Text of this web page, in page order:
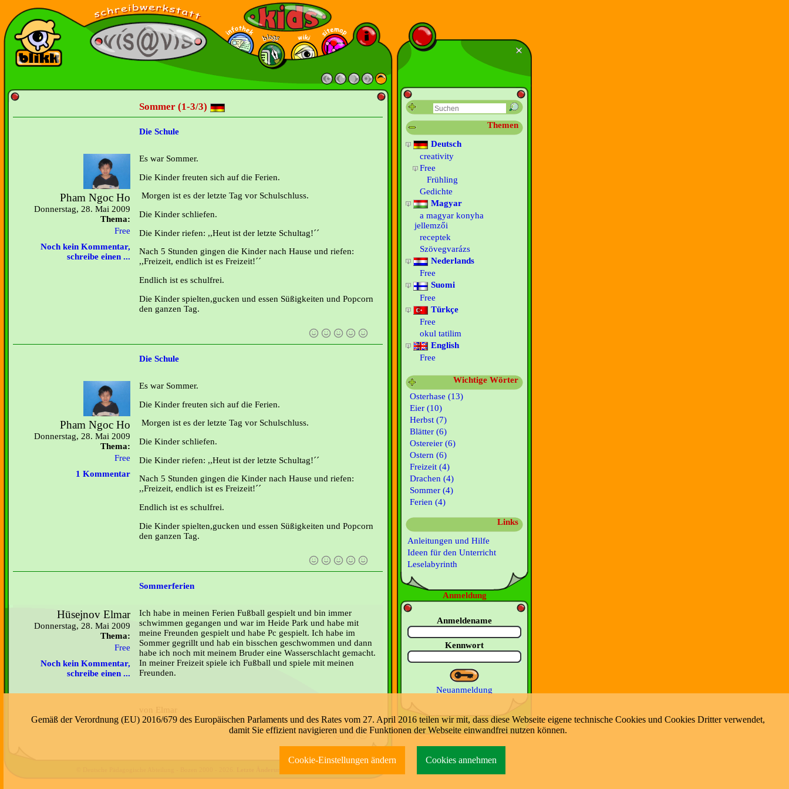
Sommer (1-3/3)
Die Schule
Pham Ngoc Ho
Donnerstag, 28. Mai 2009
Thema:
Free
Noch kein Kommentar,
schreibe einen ...
Es war Sommer.
Die Kinder freuten sich auf die Ferien.
Morgen ist es der letzte Tag vor Schulschluss.
Die Kinder schliefen.
Die Kinder riefen: ,,Heut ist der letzte Schultag!´´
Nach 5 Stunden gingen die Kinder nach Hause und riefen:
,,Freizeit, endlich ist es Freizeit!´´
Endlich ist es schulfrei.
Die Kinder spielten,gucken und essen Süßigkeiten und Popcorn
den ganzen Tag.
Die Schule
Pham Ngoc Ho
Donnerstag, 28. Mai 2009
Thema:
Free
1 Kommentar
Es war Sommer.
Die Kinder freuten sich auf die Ferien.
Morgen ist es der letzte Tag vor Schulschluss.
Die Kinder schliefen.
Die Kinder riefen: ,,Heut ist der letzte Schultag!´´
Nach 5 Stunden gingen die Kinder nach Hause und riefen:
,,Freizeit, endlich ist es Freizeit!´´
Endlich ist es schulfrei.
Die Kinder spielten,gucken und essen Süßigkeiten und Popcorn
den ganzen Tag.
Sommerferien
Hüsejnov Elmar
Donnerstag, 28. Mai 2009
Thema:
Free
Noch kein Kommentar,
schreibe einen ...
Ich habe in meinen Ferien Fußball gespielt und bin immer
schwimmen gegangen und war im Heide Park und habe mit
meine Freunden gespielt und habe Pc gespielt. Ich habe im
Sommer gegrillt und hab ein bisschen geschwommen und dann
habe ich noch mit meinem Bruder eine Wasserschlacht gemacht.
In meiner Freizeit spiele ich Fußball und spiele mit meinen
Freunden.
Themen
Deutsch
creativity
Free
Frühling
Gedichte
Magyar
a magyar konyha
jellemzői
receptek
Szövegvarázs
Nederlands
Free
Suomi
Free
Türkçe
Free
okul tatilim
English
Free
Wichtige Wörter
Osterhase (13)
Eier (10)
Herbst (7)
Blätter (6)
Ostereier (6)
Ostern (6)
Freizeit (4)
Drachen (4)
Sommer (4)
Ferien (4)
Links
Anleitungen und Hilfe
Ideen für den Unterricht
Leselabyrinth
Anmeldung
Anmeldename
Kennwort
Neuanmeldung
Gemäß der Verordnung (EU) 2016/679 des Europäischen Parlaments und des Rates vom 27. April 2016 teilen wir mit, dass diese Webseite eigene technische Cookies und Cookies Dritter verwendet,
damit Sie effizient navigieren und die Funktionen der Webseite einwandfrei nutzen können.
Cookie-Einstellungen ändern Cookies annehmen